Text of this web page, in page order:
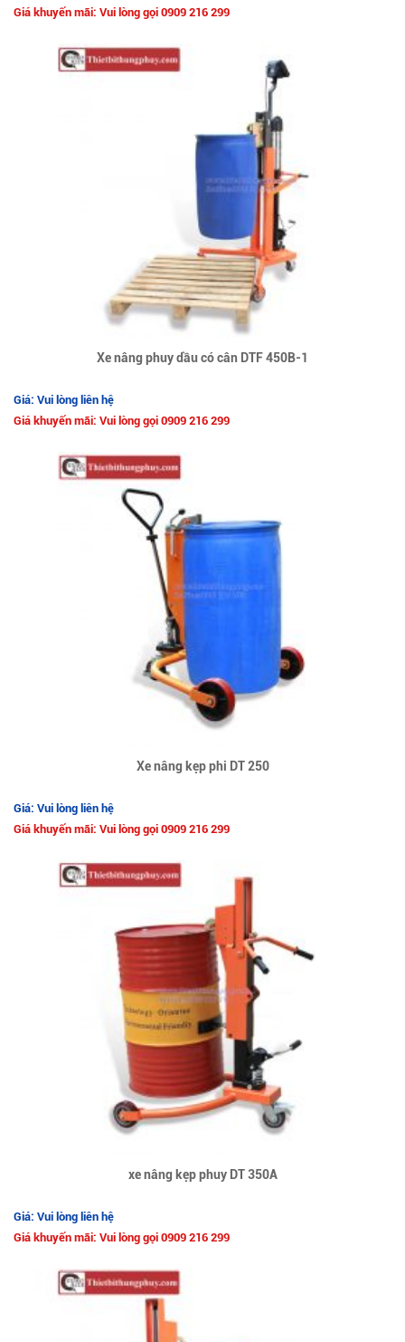
Giá khuyến mãi: Vui lòng gọi 0909 216 299
Xe nâng phuy dầu có cân DTF 450B-1
Giá: Vui lòng liên hệ
Giá khuyến mãi: Vui lòng gọi 0909 216 299
Xe nâng kẹp phi DT 250
Giá: Vui lòng liên hệ
Giá khuyến mãi: Vui lòng gọi 0909 216 299
xe nâng kẹp phuy DT 350A
Giá: Vui lòng liên hệ
Giá khuyến mãi: Vui lòng gọi 0909 216 299